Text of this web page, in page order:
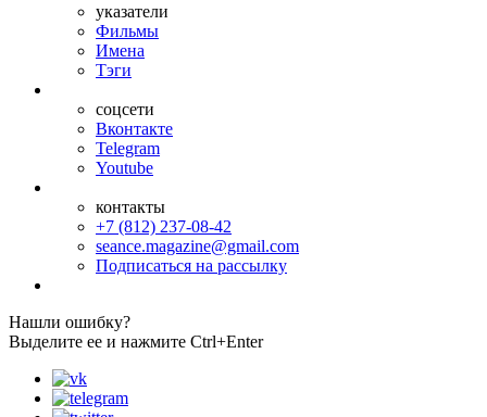
указатели
Фильмы
Имена
Тэги
соцсети
Вконтакте
Telegram
Youtube
контакты
+7 (812) 237-08-42
seance.magazine@gmail.com
Подписаться на рассылку
Нашли ошибку?
Выделите ее и нажмите Ctrl+Enter